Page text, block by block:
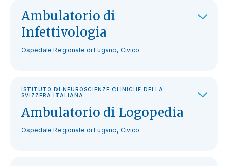
Ambulatorio di
Infettivologia
Ospedale Regionale di Lugano, Civico
ISTITUTO DI NEUROSCIENZE CLINICHE DELLA
SVIZZERA ITALIANA
Ambulatorio di Logopedia
Ospedale Regionale di Lugano, Civico